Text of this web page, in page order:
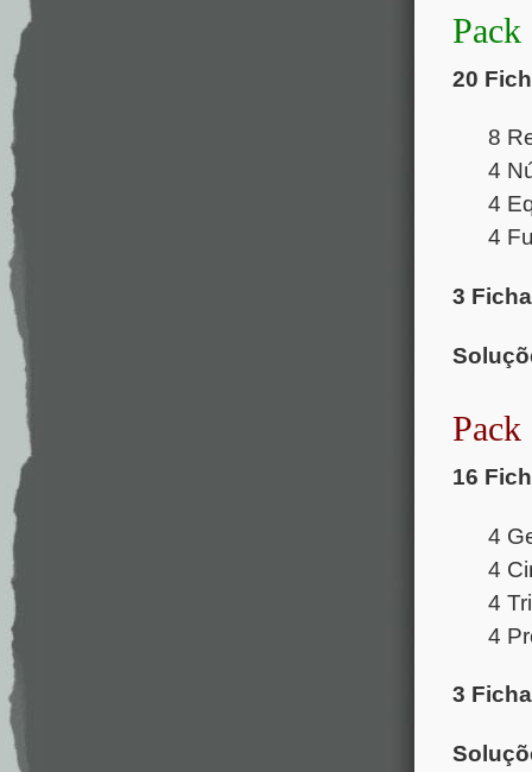
Pack
20
8
4
4
4
3
Pack
16
4
4
4
4
3